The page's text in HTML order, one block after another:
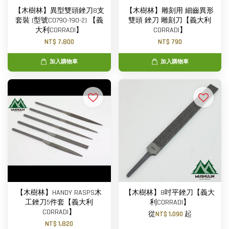
【木樹林】異型雙頭銼刀8支
套裝 (型號C0790-190-2) 【義
大利CORRADI】
NT$ 7,800
加入購物車
【木樹林】雕刻用 細齒異形
雙頭 銼刀 雕刻刀【義大利
CORRADI】
NT$ 790
加入購物車
【木樹林】HANDY RASPS木
工銼刀5件套【義大利
CORRADI】
NT$ 1,820
【木樹林】8吋平銼刀【義大
利CORRADI】
從NT$ 1,090 起